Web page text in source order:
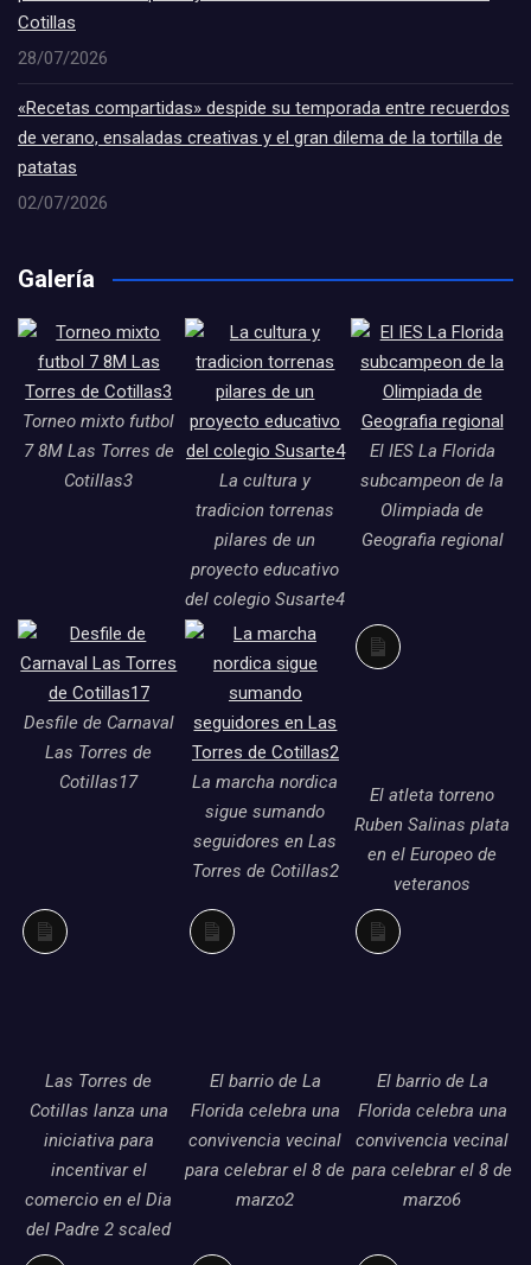
Cotillas
28/07/2026
«Recetas compartidas» despide su temporada entre recuerdos
de verano, ensaladas creativas y el gran dilema de la tortilla de
patatas
02/07/2026
Galería
Torneo mixto futbol
7 8M Las Torres de
Cotillas3
La cultura y
tradicion torrenas
pilares de un
proyecto educativo
del colegio Susarte4
El IES La Florida
subcampeon de la
Olimpiada de
Geografia regional
Desfile de Carnaval
Las Torres de
Cotillas17
La marcha nordica
sigue sumando
seguidores en Las
Torres de Cotillas2
Larga
El atleta torreno
Ruben Salinas plata
en el Europeo de
veteranos
Larga
Las Torres de
Cotillas lanza una
iniciativa para
incentivar el
comercio en el Dia
del Padre 2 scaled
Larga
El barrio de La
Florida celebra una
convivencia vecinal
para celebrar el 8 de
marzo2
Larga
El barrio de La
Florida celebra una
convivencia vecinal
para celebrar el 8 de
marzo6